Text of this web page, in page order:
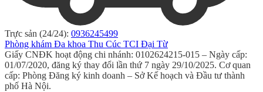
Trực sản (24/24): 0936245499
Phòng khám Đa khoa Thu Cúc TCI Đại Từ
Giấy CNĐK hoạt động chi nhánh: 0102624215-015 – Ngày cấp:
01/07/2020, đăng ký thay đổi lần thứ 7 ngày 29/10/2025. Cơ quan
cấp: Phòng Đăng ký kinh doanh – Sở Kế hoạch và Đầu tư thành
phố Hà Nội.